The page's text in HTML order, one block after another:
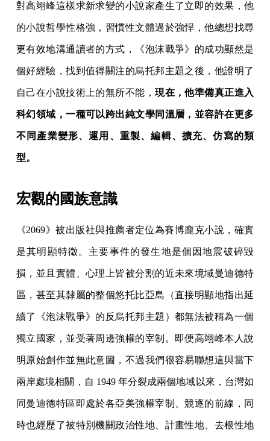
對高翊峰這樣求新求變的小說家產生了立即的效果，他
的小說哲學性格強，習慣性文體過於強悍，他總想找尋
更有效地溝通讀者的方式，《泡沫戰爭》的成功顯然是
個好經驗，找到值得關注的烏托邦主題之後，他證明了
自己在小說技術上的無所不能，現在，他準備真正進入
科幻領域，一種可以跨出純文學同溫層，並容許在更多
不同產業變形、運用、重製、編輯、擴充、仿寫的類
型。
宏觀的國族意識
《2069》被出版社與推薦者定位為賽博龐克小說，確實
是其明顯特徵。主要事件的發生地是個因地震破碎毀
損，並且實體、心理上皆被分割的近未來境域曼迪德特
區，甚至其隸屬的整個悠托比亞島（直接明顯地指出延
續了《泡沫戰爭》的反烏托邦主題）都無法被稱為一個
獨立國家，並受著周邊強權的宰制。即便高翊峰本人說
明原始創作並無此意圖，不過我們很容易聯想這與當下
兩岸處境相關，自 1949 年分裂成兩個地域以來，台灣如
同曼迪德特區即處於各亞美強權宰制、競逐的前線，同
時也經歷了被特別機關政治性地、計畫性地、去根性地